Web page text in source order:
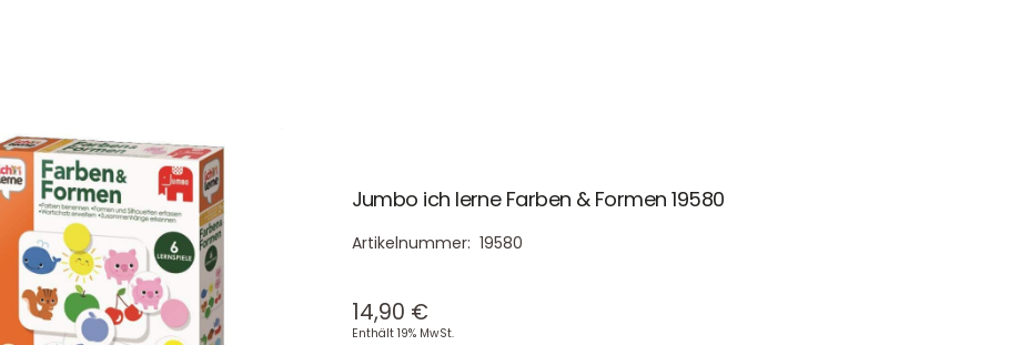
Jumbo ich lerne Farben & Formen 19580
Artikelnummer: 19580
14,90 €
Enthält 19% MwSt.